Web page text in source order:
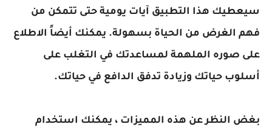
سيعطيك هذا التطبيق آيات يومية حتى تتمكن من
فهم الغرض من الحياة بسهولة. يمكنك أيضاً الاطلاع
على صوره الملهمة لمساعدتك في التغلب على
أسلوب حياتك وزيادة تدفق الدافع في حياتك.
بغض النظر عن هذه المميزات ، يمكنك استخدام